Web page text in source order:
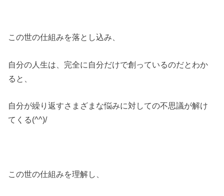
この世の仕組みを落とし込み、
自分の人生は、完全に自分だけで創っているのだとわか
ると、
自分が繰り返すさまざまな悩みに対しての不思議が解け
てくる(^^)/
この世の仕組みを理解し、